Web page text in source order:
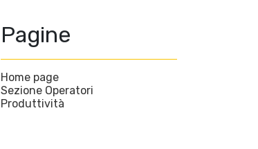
Pagine
Home page
Sezione Operatori
Produttività